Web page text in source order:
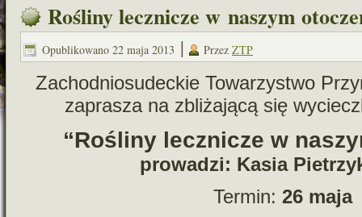
Rośliny lecznicze w naszym
Opublikowano 22 maja 2013 | Przez ZTP
Zachodniosudeckie Towarzystwo
zapra­sza na zbli­ża­jącą się
“Rośliny lecz­ni­cze w
pro­wa­dzi: Kasia
Termin: 26 maja